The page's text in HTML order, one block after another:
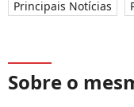
Principais Notícias
Sobre o